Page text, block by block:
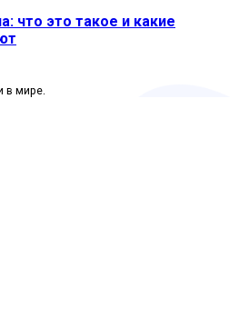
что это такое и какие
в мире.